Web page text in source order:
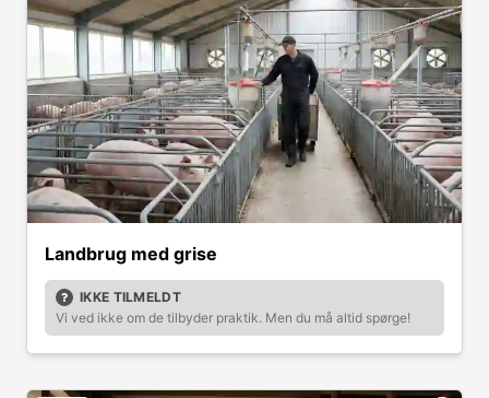
Landbrug med grise
IKKE TILMELDT
Vi ved ikke om de tilbyder praktik. Men du må altid spørge!